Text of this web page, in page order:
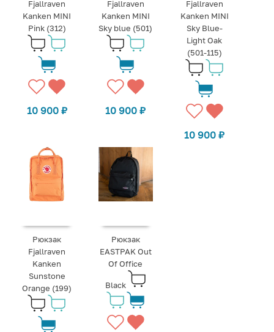
Fjallraven
Kanken MINI
Pink (312)
10 900 ₽
Fjallraven
Kanken MINI
Sky blue (501)
10 900₽
Fjallraven
Kanken MINI
Sky Blue-
Light Oak
(501-115)
10 900₽
Рюкзак
Fjallraven
Kanken
Sunstone
Orange (199)
Рюкзак
EASTPAK Out
Of Office
Black